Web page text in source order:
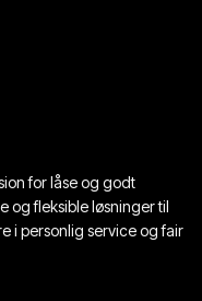
for låse og godt
og fleksible løsninger til
i personlig service og fair